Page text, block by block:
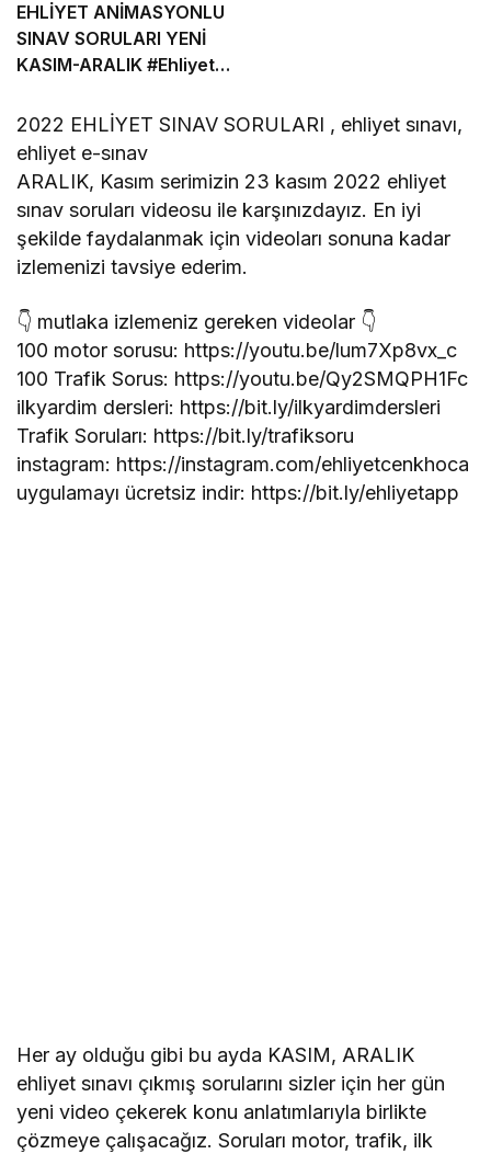
EHLİYET ANİMASYONLU
SINAV SORULARI YENİ
KASIM-ARALIK #Ehliyet
2022 EHLİYET SINAV SORULARI , ehliyet sınavı,
ehliyet e-sınav
ARALIK, Kasım serimizin 23 kasım 2022 ehliyet
sınav soruları videosu ile karşınızdayız. En iyi
şekilde faydalanmak için videoları sonuna kadar
izlemenizi tavsiye ederim.
👇 mutlaka izlemeniz gereken videolar 👇
100 motor sorusu: https://youtu.be/lum7Xp8vx_c
100 Trafik Sorus: https://youtu.be/Qy2SMQPH1Fc
ilkyardim dersleri: https://bit.ly/ilkyardimdersleri
Trafik Soruları: https://bit.ly/trafiksoru
instagram: https://instagram.com/ehliyetcenkhoca
uygulamayı ücretsiz indir: https://bit.ly/ehliyetapp
Her ay olduğu gibi bu ayda KASIM, ARALIK
ehliyet sınavı çıkmış sorularını sizler için her gün
yeni video çekerek konu anlatımlarıyla birlikte
çözmeye çalışacağız. Soruları motor, trafik, ilk